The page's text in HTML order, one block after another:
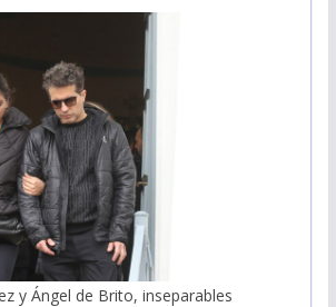
y Ángel de Brito, inseparables